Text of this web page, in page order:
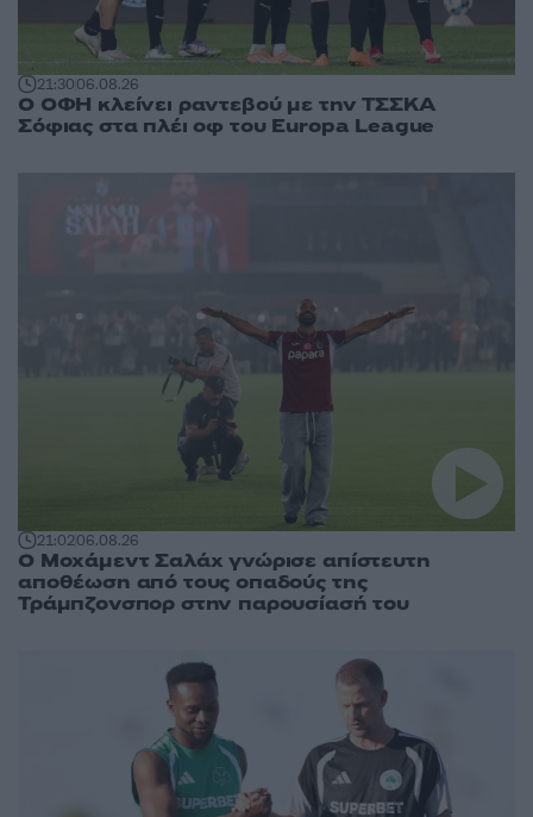
21:3006.08.26
Ο ΟΦΗ κλείνει ραντεβού με την ΤΣΣΚΑ
Σόφιας στα πλέι οφ του Europa League
21:0206.08.26
Ο Μοχάμεντ Σαλάχ γνώρισε απίστευτη
αποθέωση από τους οπαδούς της
Τράμπζονσπορ στην παρουσίασή του